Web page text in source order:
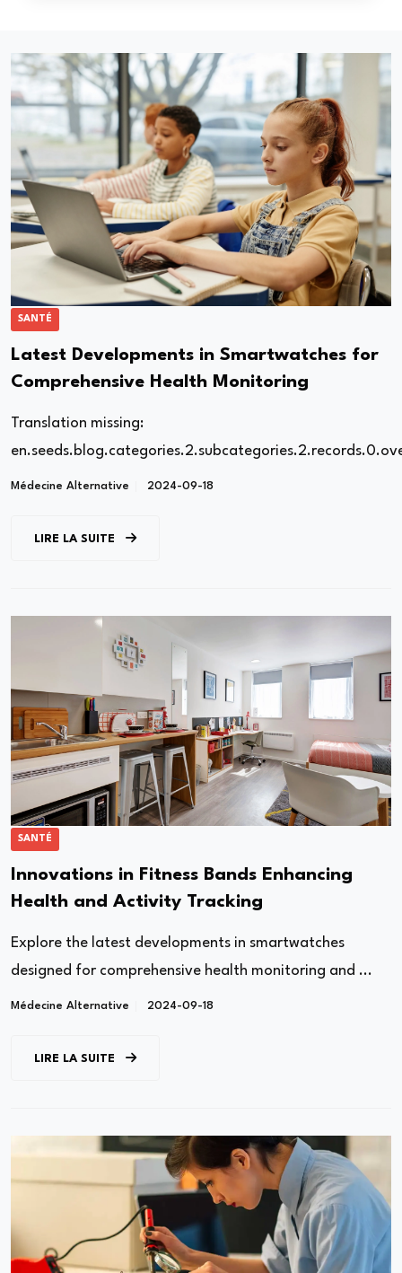
SANTÉ
Latest Developments in Smartwatches for
Comprehensive Health Monitoring
Translation missing:
Médecine Alternative 2024-09-18
LIRE LA SUITE
SANTÉ
Innovations in Fitness Bands Enhancing
Health and Activity Tracking
Explore the latest developments in smartwatches
designed for comprehensive health monitoring and ...
Médecine Alternative 2024-09-18
LIRE LA SUITE